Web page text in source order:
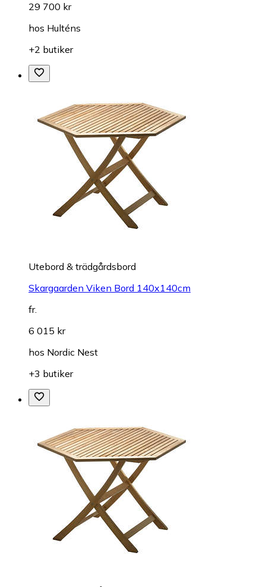
29 700 kr
hos Hulténs
+2 butiker
Utebord & trädgårdsbord
Skargaarden Viken Bord 140x140cm
fr.
6 015 kr
hos Nordic Nest
+3 butiker